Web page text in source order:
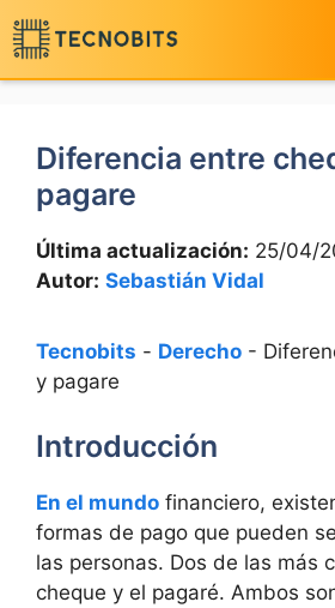
Saltar
al
contenido
Diferencia entre
pagare
Última actualización: 25/04/
Autor: Sebastián Vidal
Tecnobits - Derecho -
y pagare
Introducción
En el mundo financiero,
formas de pago que pueden
las personas. Dos de las más
cheque y el pagaré. Ambos